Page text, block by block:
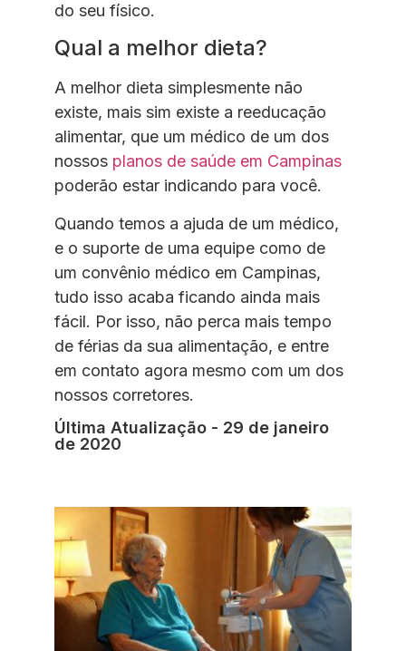
do seu físico.
Qual a melhor dieta?
A melhor dieta simplesmente não
existe, mais sim existe a reeducação
alimentar, que um médico de um dos
nossos planos de saúde em Campinas
poderão estar indicando para você.
Quando temos a ajuda de um médico,
e o suporte de uma equipe como de
um convênio médico em Campinas,
tudo isso acaba ficando ainda mais
fácil. Por isso, não perca mais tempo
de férias da sua alimentação, e entre
em contato agora mesmo com um dos
nossos corretores.
Última Atualização - 29 de janeiro
de 2020